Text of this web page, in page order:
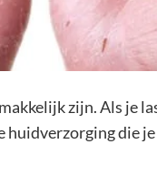
zijn. Als je
die